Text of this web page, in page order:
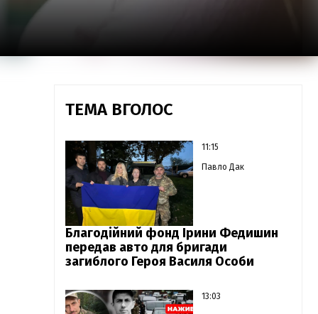
ТЕМА ВГОЛОС
11:15
Павло Дак
Благодійний фонд Ірини Федишин
передав авто для бригади
загиблого Героя Василя Особи
13:03